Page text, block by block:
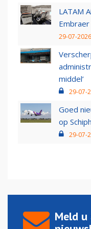
LATAM
29-07-
middel’
29-07-
Goed
op
29-07-
Meld u